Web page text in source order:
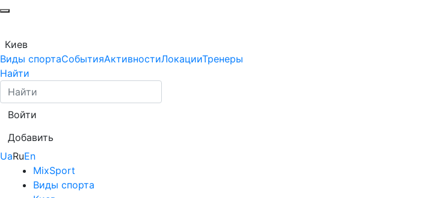
Киев
Виды спортаСобытияАктивностиЛокацииТренеры
Найти
Войти
Добавить
UaRuEn
MixSport
Виды спорта